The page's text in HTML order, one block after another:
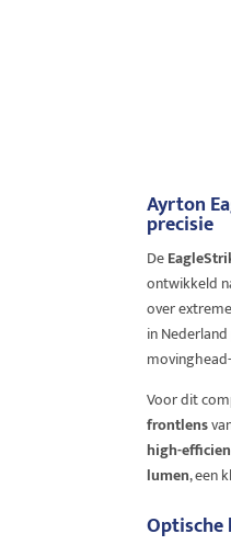
Ayrton
precisie
De
ontwikkeld
over
in
Voor dit
frontlens
high-
lumen, een